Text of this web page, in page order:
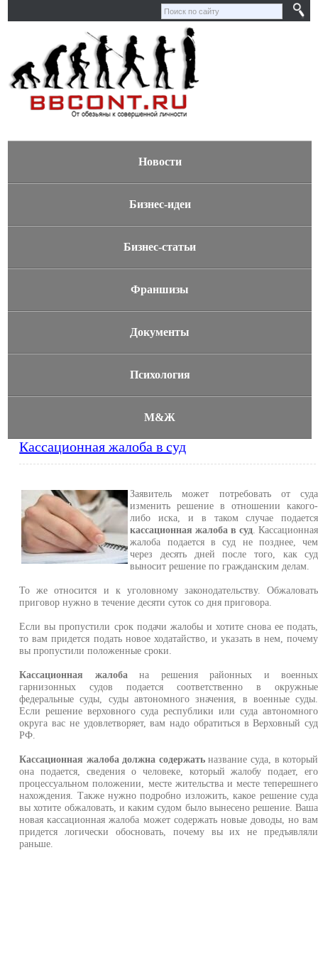
Новости
Бизнес-идеи
Бизнес-статьи
Франшизы
Документы
Психология
М&Ж
Кассационная жалоба в суд
Заявитель может потребовать от суда
изменить решение в отношении какого-
либо иска, и в таком случае подается
кассационная жалоба в суд . Кассационная
жалоба подается в суд не позднее, чем
через десять дней после того, как суд
выносит решение по гражданским делам.
То же относится и к уголовному законодательству. Обжаловать
приговор нужно в течение десяти суток со дня приговора.
Если вы пропустили срок подачи жалобы и хотите снова ее подать,
то вам придется подать новое ходатайство, и указать в нем, почему
вы пропустили положенные сроки.
Кассационная жалоба на решения районных и военных
гарнизонных судов подается соответственно в окружные
федеральные суды, суды автономного значения, в военные суды.
Если решение верховного суда республики или суда автономного
округа вас не удовлетворяет, вам надо обратиться в Верховный суд
РФ.
Кассационная жалоба должна содержатьназвание суда, в который
она подается, сведения о человеке, который жалобу подает, его
процессуальном положении, месте жительства и месте теперешнего
нахождения. Также нужно подробно изложить, какое решение суда
вы хотите обжаловать, и каким судом было вынесено решение. Ваша
новая кассационная жалоба может содержать новые доводы, но вам
придется логически обосновать, почему вы их не предъявляли
раньше.